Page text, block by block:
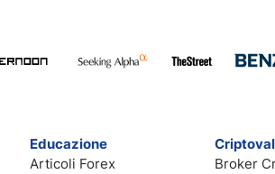
Educazione
Articoli Forex
Broker